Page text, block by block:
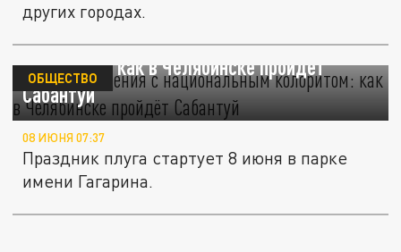
других городах.
Игры и угощения с национальным
колоритом: как в Челябинске пройдёт
Сабантуй
ОБЩЕСТВО
08 ИЮНЯ 07:37
Праздник плуга стартует 8 июня в парке
имени Гагарина.